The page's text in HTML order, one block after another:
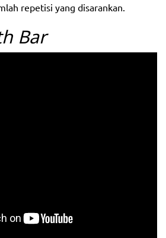
repetisi yang disarankan.
Bar